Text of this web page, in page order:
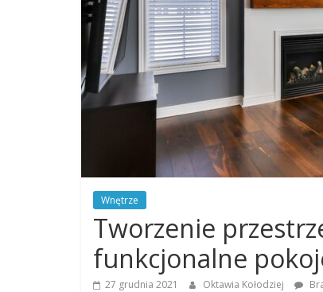
Wnętrze
Tworzenie
funkcjonalne
27 grudnia 2021 Oktawia Kołodziej